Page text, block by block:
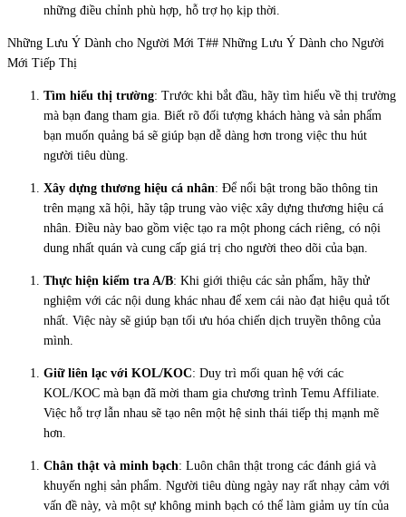
những điều chỉnh phù hợp, hỗ trợ họ kịp thời.
Những Lưu Ý Dành cho Người Mới T## Những Lưu Ý Dành cho Người
Mới Tiếp Thị
Tìm hiểu thị trường: Trước khi bắt đầu, hãy tìm hiểu về thị trường
mà bạn đang tham gia. Biết rõ đối tượng khách hàng và sản phẩm
bạn muốn quảng bá sẽ giúp bạn dễ dàng hơn trong việc thu hút
người tiêu dùng.
Xây dựng thương hiệu cá nhân: Để nổi bật trong bão thông tin
trên mạng xã hội, hãy tập trung vào việc xây dựng thương hiệu cá
nhân. Điều này bao gồm việc tạo ra một phong cách riêng, có nội
dung nhất quán và cung cấp giá trị cho người theo dõi của bạn.
Thực hiện kiểm tra A/B: Khi giới thiệu các sản phẩm, hãy thử
nghiệm với các nội dung khác nhau để xem cái nào đạt hiệu quả tốt
nhất. Việc này sẽ giúp bạn tối ưu hóa chiến dịch truyền thông của
mình.
Giữ liên lạc với KOL/KOC: Duy trì mối quan hệ với các
KOL/KOC mà bạn đã mời tham gia chương trình Temu Affiliate.
Việc hỗ trợ lẫn nhau sẽ tạo nên một hệ sinh thái tiếp thị mạnh mẽ
hơn.
Chân thật và minh bạch: Luôn chân thật trong các đánh giá và
khuyến nghị sản phẩm. Người tiêu dùng ngày nay rất nhạy cảm với
vấn đề này, và một sự không minh bạch có thể làm giảm uy tín của